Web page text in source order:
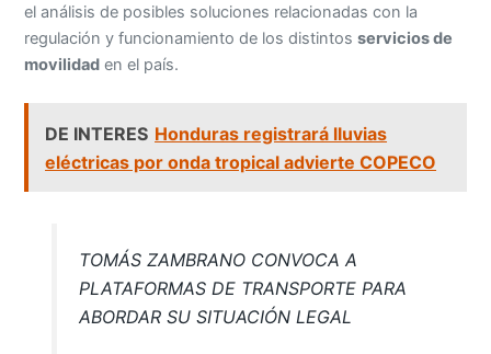
el análisis de posibles soluciones relacionadas con la
regulación y funcionamiento de los distintosservicios de
movilidad en el país.
DE INTERES Honduras registrará lluvias
eléctricas por onda tropical advierte COPECO
TOMÁS ZAMBRANO CONVOCA A
PLATAFORMAS DE TRANSPORTE PARA
ABORDAR SU SITUACIÓN LEGAL